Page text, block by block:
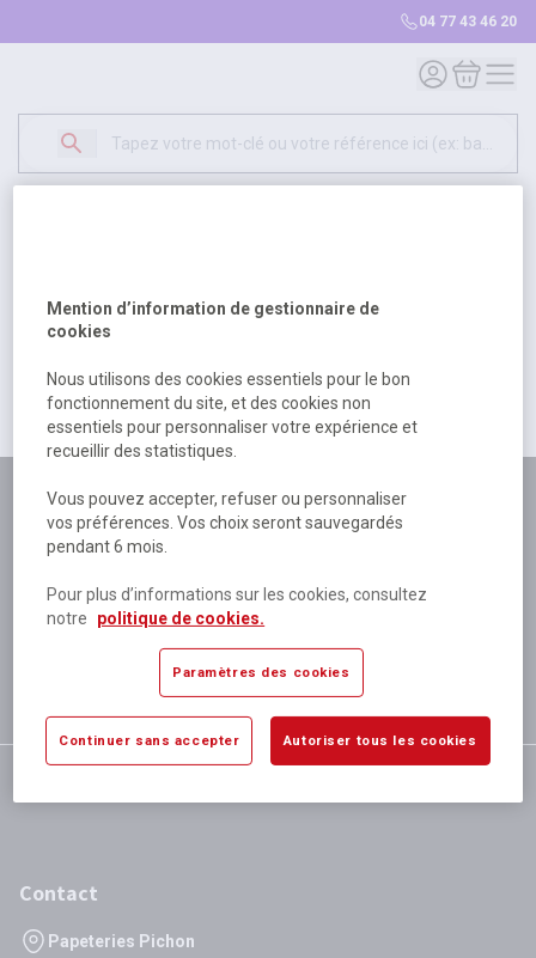
04 77 43 46 20
Mon compte
Mon
500
excuser pour la gêne occasionée.
Retour Retour à l'accueil
Plus de 180 personnes
à votre écoute
Plus de 80 000 références
disponibles
Expédition le jour même
si validation avant 12h
satisfaction totale
Contact
Papeteries Pichon
Mention d’information de gestionnaire de
cookies
Nous utilisons des cookies essentiels pour le bon
fonctionnement du site, et des cookies non
essentiels pour personnaliser votre expérience et
recueillir des statistiques.
Vous pouvez accepter, refuser ou personnaliser
vos préférences. Vos choix seront sauvegardés
pendant 6 mois.
Pour plus d’informations sur les cookies, consultez
notre
politique de cookies.
Paramètres des cookies
Continuer sans accepter Autoriser tous les cookies